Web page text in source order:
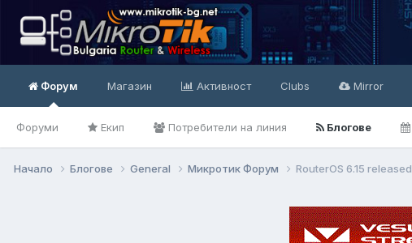
Форум
Форуми Екип Потребители на линия Блогове
Магазин Активност Clubs Mirror
Начало Блогове General Микротик Форум RouterOS 6.15 released